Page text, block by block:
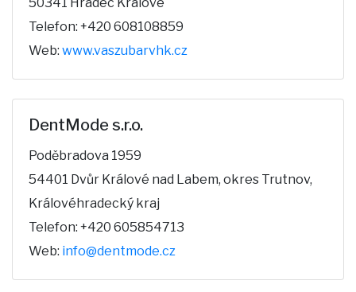
Telefon: +420 608108859
Web: www.vaszubarvhk.cz
DentMode s.r.o.
Poděbradova 1959
54401 Dvůr Králové nad Labem, okres Trutnov,
Královéhradecký kraj
Telefon: +420 605854713
Web: info@dentmode.cz